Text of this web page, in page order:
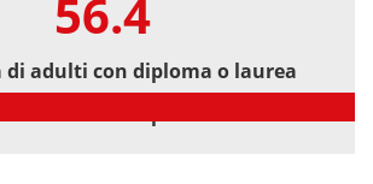
56.4
di adulti con diploma o laurea